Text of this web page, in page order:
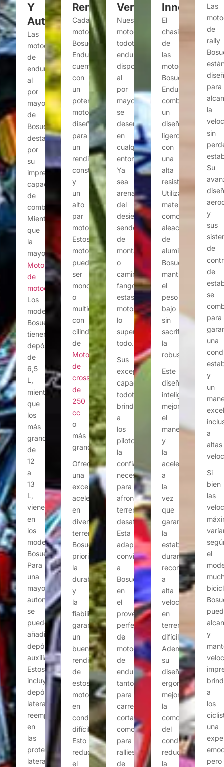
Y
Autonomía
Las
motocicletas
de
enduro
al
por
mayor
de
Bosuer
destacan
por
su
impresionante
capacidad
de
combustible.
Mientras
que
la
mayoría...
Motos
de
motocross
Los
modelos
Bosuer
tienen
depósitos
de
6,5
L,
mientras
que
los
más
grandes,
de
12
a
13
L,
vienen
en
los
modelos
Bosuer.
Para
una
mayor
autonomía,
se
pueden
añadir
depósitos
auxiliares.
Estos
incluyen
depósitos
laterales
reemplazables
en
las
protecciones
laterales
Rendimiento
Cada
motocicleta
Bosuer
Enduro
cuenta
con
un
potente
motor
diseñado
para
un
rendimiento
constante
y
un
alto
par
motor.
Estos
motores
pueden
ser
monocilíndricos
o
multicilíndricos,
con
cilindradas
de
Moto
de
cross
de
250
cc
o
más
grande.
Ofrecen
una
excelente
aceleración
en
diversos
terrenos.
Bosuer
prioriza
la
durabilidad
y
la
fiabilidad,
garantizando
un
buen
rendimiento
de
estos
motores
en
condiciones
difíciles.
Esto
reduce
el
Versátiles
Nuestras
motocicletas
todoterreno
enduro,
disponibles
al
por
mayor,
se
desempeñan
en
cualquier
entorno.
Ya
sea
arena
del
desierto,
senderos
de
montaña
o
caminos
fangosos,
estas
motos
lo
superan
todo.
Sus
excepcionales
capacidades
todoterreno
brindan
a
los
pilotos
la
confianza
necesaria
para
afrontar
terrenos
desafiantes.
Esta
adaptabilidad
convierte
a
Bosuer
en
el
proveedor
perfecto
de
motocicletas
de
enduro
tanto
para
carreras
cortas
como
para
rallies
de
Innovador
El
chasis
de
las
motocicletas
Bosuer
Enduro
combina
un
diseño
ligero
con
una
alta
resistencia.
Utilizando
materiales
como
aleación
de
aluminio,
Bosuer
mantiene
el
peso
bajo
sin
sacrificar
la
robustez.
Este
diseño
inteligente
mejora
el
manejo
y
la
aceleración,
a
la
vez
que
garantiza
la
estabilidad
durante
recorridos
a
alta
velocidad
en
terrenos
difíciles.
Además,
su
diseño
ergonómico
mejora
la
comodidad
del
conductor,
reduciendo
la
Las
de
rally
para
la
sin
Su
y
sus
de
de
se
para
una
y
un
a
altas
Si
bien
las
el
y
a
los
una
pero